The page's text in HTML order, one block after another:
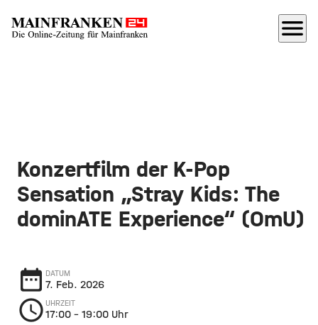
menu
Konzertfilm der K-Pop
Sensation „Stray Kids: The
dominATE Experience“ (OmU)
date_range DATUM
7. Feb. 2026
schedule UHRZEIT
17:00 – 19:00 Uhr